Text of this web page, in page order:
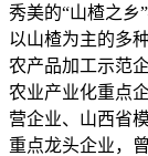
秀美的“山楂之
以山楂为主的多
农产品加工示范
农业产业化重点
营企业、山西省
重点龙头企业，